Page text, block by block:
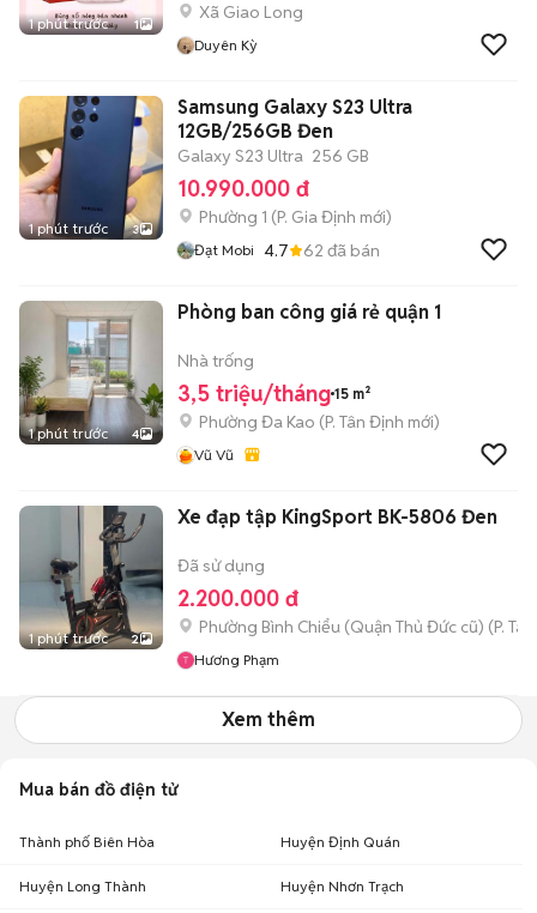
1 phút trước 1
Xã Giao Long
Duyên Kỳ
1 phút trước 3
Samsung Galaxy S23 Ultra
12GB/256GB Đen
Galaxy S23 Ultra 256 GB
10.990.000 đ
Phường 1 (P. Gia Định mới)
Đạt Mobi 4.7 62 đã bán
1 phút trước 4
Phòng ban công giá rẻ quận 1
Nhà trống
3,5 triệu/tháng 15 m²
Phường Đa Kao (P. Tân Định mới)
Vũ Vũ
1 phút trước 2
Xe đạp tập KingSport BK-5806 Đen
Đã sử dụng
2.200.000 đ
Phường Bình Chiểu (Quận Thủ Đức cũ) (P.
Hương Phạm
Xem thêm
Mua bán đồ điện tử
Thành phố Biên Hòa Huyện Định Quán
Huyện Long Thành Huyện Nhơn Trạch